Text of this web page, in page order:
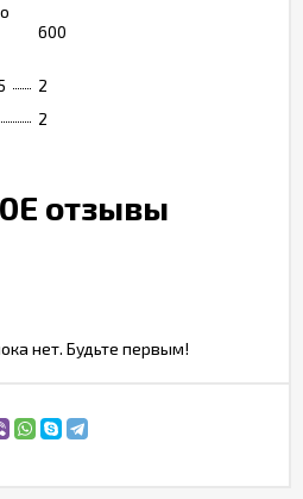
600
2
2
отзывы
нет. Будьте первым!